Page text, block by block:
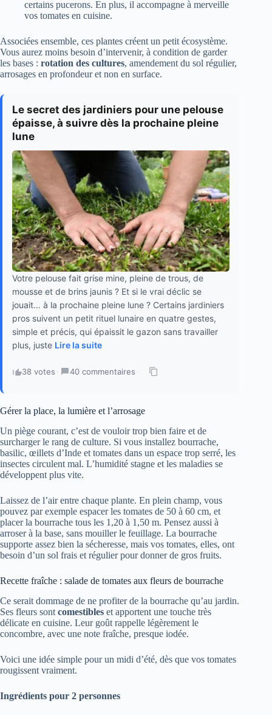
certains pucerons. En plus, il accompagne à merveille
vos tomates en cuisine.
Associées ensemble, ces plantes créent un petit écosystème.
Vous aurez moins besoin d’intervenir, à condition de garder
les bases : rotation des cultures, amendement du sol régulier,
arrosages en profondeur et non en surface.
Le secret des jardiniers pour une pelouse
épaisse, à suivre dès la prochaine pleine
lune
Votre pelouse fait grise mine, pleine de trous, de
mousse et de brins jaunis ? Et si le vrai déclic se
jouait… à la prochaine pleine lune ? Certains jardiniers
pros suivent un petit rituel lunaire en quatre gestes,
simple et précis, qui épaissit le gazon sans travailler
plus, juste Lire la suite
38 votes · 40 commentaires ·
Gérer la place, la lumière et l’arrosage
Un piège courant, c’est de vouloir trop bien faire et de
surcharger le rang de culture. Si vous installez bourrache,
basilic, œillets d’Inde et tomates dans un espace trop serré, les
insectes circulent mal. L’humidité stagne et les maladies se
développent plus vite.
Laissez de l’air entre chaque plante. En plein champ, vous
pouvez par exemple espacer les tomates de 50 à 60 cm, et
placer la bourrache tous les 1,20 à 1,50 m. Pensez aussi à
arroser à la base, sans mouiller le feuillage. La bourrache
supporte assez bien la sécheresse, mais vos tomates, elles, ont
besoin d’un sol frais et régulier pour donner de gros fruits.
Recette fraîche : salade de tomates aux fleurs de bourrache
Ce serait dommage de ne profiter de la bourrache qu’au jardin.
Ses fleurs sont comestibles et apportent une touche très
délicate en cuisine. Leur goût rappelle légèrement le
concombre, avec une note fraîche, presque iodée.
Voici une idée simple pour un midi d’été, dès que vos tomates
rougissent vraiment.
Ingrédients pour 2 personnes